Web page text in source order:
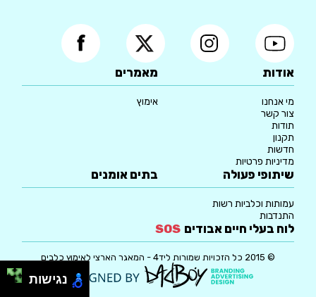
אודות
מי אנחנו
צור קשר
תודות
תקנון
חדשות
מדיניות פרטיות
מאמרים
אימוץ
שיתופי פעולה
עמותות וכלביות רשות
התנדבות
בתים אומנים
לוח בעלי חיים אבודים SOS
© 2015 כל הזכויות שמורות ליד4 - המאגר הארצי לאימוץ כלבים
נגישות